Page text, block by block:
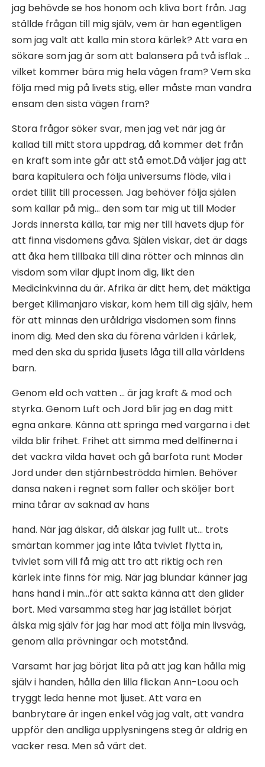
jag behövde se hos honom och kliva bort från. Jag
ställde frågan till mig själv, vem är han egentligen
som jag valt att kalla min stora kärlek? Att vara en
sökare som jag är som att balansera på två isflak …
vilket kommer bära mig hela vägen fram? Vem ska
följa med mig på livets stig, eller måste man vandra
ensam den sista vägen fram?
Stora frågor söker svar, men jag vet när jag är
kallad till mitt stora uppdrag, då kommer det från
en kraft som inte går att stå emot.Då väljer jag att
bara kapitulera och följa universums flöde, vila i
ordet tillit till processen. Jag behöver följa själen
som kallar på mig… den som tar mig ut till Moder
Jords innersta källa, tar mig ner till havets djup för
att finna visdomens gåva. Själen viskar, det är dags
att åka hem tillbaka till dina rötter och minnas din
visdom som vilar djupt inom dig, likt den
Medicinkvinna du är. Afrika är ditt hem, det mäktiga
berget Kilimanjaro viskar, kom hem till dig själv, hem
för att minnas den uråldriga visdomen som finns
inom dig. Med den ska du förena världen i kärlek,
med den ska du sprida ljusets låga till alla världens
barn.
Genom eld och vatten … är jag kraft & mod och
styrka. Genom Luft och Jord blir jag en dag mitt
egna ankare. Känna att springa med vargarna i det
vilda blir frihet. Frihet att simma med delfinerna i
det vackra vilda havet och gå barfota runt Moder
Jord under den stjärnbeströdda himlen. Behöver
dansa naken i regnet som faller och sköljer bort
mina tårar av saknad av hans
hand. När jag älskar, då älskar jag fullt ut… trots
smärtan kommer jag inte låta tvivlet flytta in,
tvivlet som vill få mig att tro att riktig och ren
kärlek inte finns för mig. När jag blundar känner jag
hans hand i min…för att sakta känna att den glider
bort. Med varsamma steg har jag istället börjat
älska mig själv för jag har mod att följa min livsväg,
genom alla prövningar och motstånd.
Varsamt har jag börjat lita på att jag kan hålla mig
själv i handen, hålla den lilla flickan Ann-Loou och
tryggt leda henne mot ljuset. Att vara en
banbrytare är ingen enkel väg jag valt, att vandra
uppför den andliga upplysningens steg är aldrig en
vacker resa. Men så värt det.